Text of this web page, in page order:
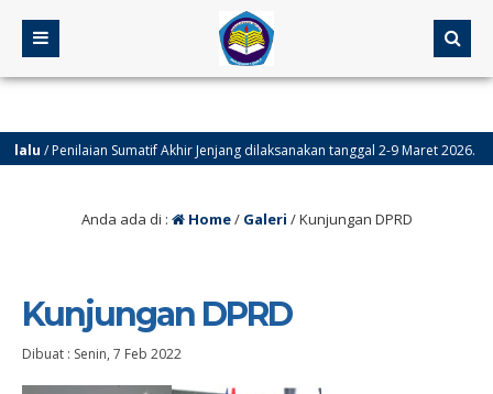
/ Penilaian Sumatif Akhir Jenjang dilaksanakan tanggal 2-9 Maret 2026.
/ Selamat menunaikan ibadah puasa 1447 H.
Anda ada di : Home/ Galeri /Kunjungan DPRD
Kunjungan DPRD
Dibuat : Senin, 7 Feb 2022